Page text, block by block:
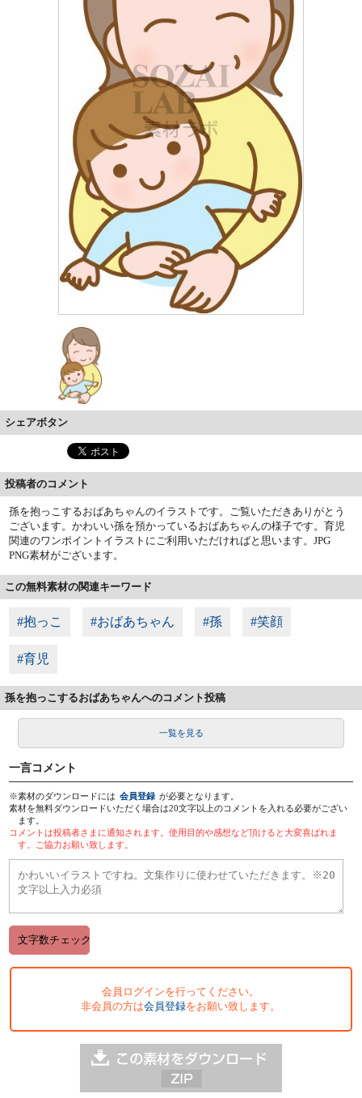
シェアボタン
投稿者のコメント
孫を抱っこするおばあちゃんのイラストです。ご覧いただきありがとう
ございます。かわいい孫を預かっているおばあちゃんの様子です。育児
関連のワンポイントイラストにご利用いただければと思います。JPG
PNG素材がございます。
この無料素材の関連キーワード
#抱っこ #おばあちゃん #孫 #笑顔
#育児
孫を抱っこするおばあちゃんへのコメント投稿
一覧を見る
一言コメント
※素材のダウンロードには 会員登録 が必要となります。
素材を無料ダウンロードいただく場合は20文字以上のコメントを入れる必要がござい
ます。
コメントは投稿者さまに通知されます。使用目的や感想など頂けると大変喜ばれま
す。ご協力お願い致します。
会員ログインを行ってください。
非会員の方は会員登録をお願い致します。